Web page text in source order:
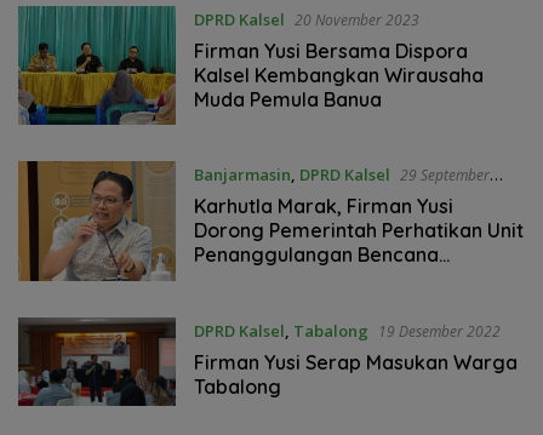
DPRD Kalsel 20 November 2023
Firman Yusi Bersama Dispora
Kalsel Kembangkan Wirausaha
Muda Pemula Banua
Banjarmasin, DPRD Kalsel 29 September
2023
Karhutla Marak, Firman Yusi
Dorong Pemerintah Perhatikan Unit
Penanggulangan Bencana
DPRD Kalsel, Tabalong 19 Desember 2022
Firman Yusi Serap Masukan Warga
Tabalong